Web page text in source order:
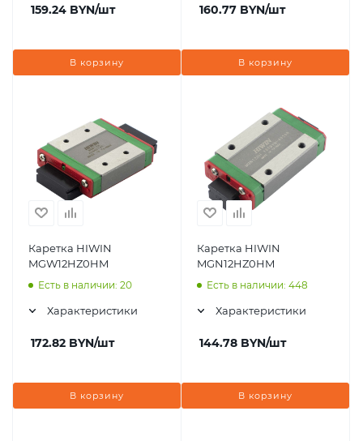
159.24 BYN/шт
В корзину
160.77 BYN/шт
В корзину
Каретка HIWIN
MGW12HZ0HM
Есть в наличии: 20
Характеристики
172.82 BYN/шт
В корзину
Каретка HIWIN
MGN12HZ0HM
Есть в наличии: 448
Характеристики
144.78 BYN/шт
В корзину